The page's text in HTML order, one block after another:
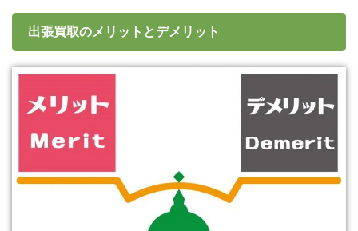
出張買取のメリットとデメリット